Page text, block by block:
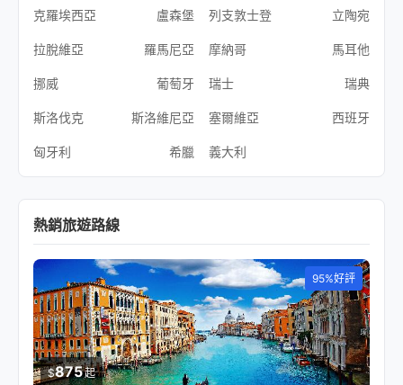
克羅埃西亞 盧森堡 列支敦士登 立陶宛
拉脫維亞 羅馬尼亞 摩納哥 馬耳他
挪威 葡萄牙 瑞士 瑞典
斯洛伐克 斯洛維尼亞 塞爾維亞 西班牙
匈牙利 希臘 義大利
熱銷旅遊路線
95%好評
$875起